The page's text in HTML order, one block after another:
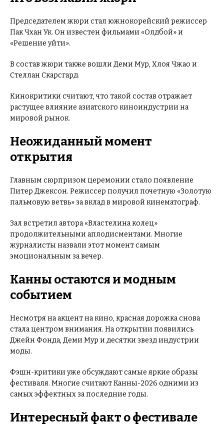
Председателем жюри стал южнокорейский режиссер
Пак Чхан Ук. Он известен фильмами «Олдбой» и
«Решение уйти».
В состав жюри также вошли Деми Мур, Хлоя Чжао и
Стеллан Скарсгард.
Кинокритики считают, что такой состав отражает
растущее влияние азиатского киноиндустрии на
мировой рынок.
Неожиданный момент
открытия
Главным сюрпризом церемонии стало появление
Питер Джексон. Режиссер получил почетную «Золотую
пальмовую ветвь» за вклад в мировой кинематограф.
Зал встретил автора «Властелина колец»
продолжительными аплодисментами. Многие
журналисты назвали этот момент самым
эмоциональным за вечер.
Канны остаются и модным
событием
Несмотря на акцент на кино, красная дорожка снова
стала центром внимания. На открытии появились
Джейн Фонда, Деми Мур и десятки звезд индустрии
моды.
Фэшн-критики уже обсуждают самые яркие образы
фестиваля. Многие считают Канны-2026 одними из
самых эффектных за последние годы.
Интересный факт о фестивале